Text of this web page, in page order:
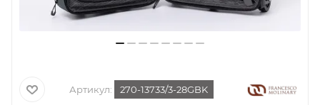
Артикул: 270-13733/3-28GBK